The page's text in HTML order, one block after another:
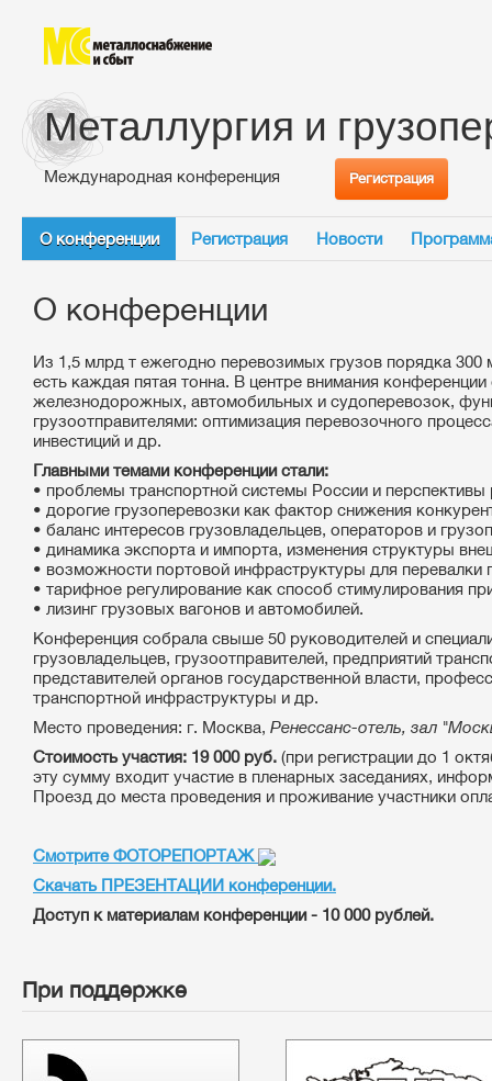
Металлургия и
Международная конференция Регистрация
О конференции Регистрация Новости
О конференции
Из 1,5 млрд т ежегодно перевозимых грузов порядка 300
есть каждая пятая тонна. В центре внимания
железнодорожных, автомобильных и судоперевозок,
грузоотправителями: оптимизация перевозочного
инвестиций и др.
Главными темами конференции стали:
• проблемы транспортной системы России и
• дорогие грузоперевозки как фактор снижения
• баланс интересов грузовладельцев, операторов и
• динамика экспорта и импорта, изменения структуры
• возможности портовой инфраструктуры для перевалки
• тарифное регулирование как способ стимулирования
• лизинг грузовых вагонов и автомобилей.
Конференция собрала свыше 50 руководителей и
грузовладельцев, грузоотправителей, предприятий
представителей органов государственной власти,
транспортной инфраструктуры и др.
Место проведения: г. Москва, Ренессанс-отель, зал
Стоимость участия: 19 000 руб. (при регистрации до 1
эту сумму входит участие в пленарных заседаниях,
Проезд до места проведения и проживание участники
Смотрите ФОТОРЕПОРТАЖ
Скачать ПРЕЗЕНТАЦИИ конференции.
Доступ к материалам конференции - 10 000 рублей.
При поддержке